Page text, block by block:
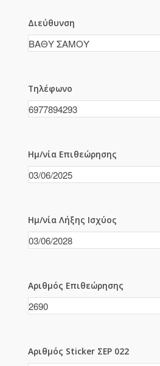
Διεύθυνση
Τηλέφωνο
Ημ/νία Επιθεώρησης
Ημ/νία Λήξης Ισχύος
Αριθμός Επιθεώρησης
Αριθμός Sticker ΣΕΡ 022